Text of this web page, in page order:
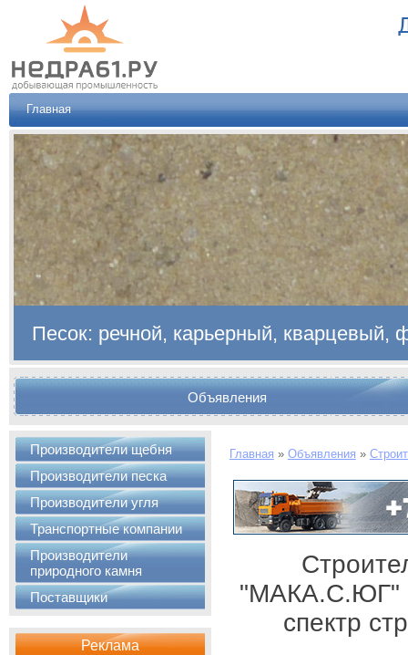
Главная
Песок: речной, карьерный, кварцевый,
Объявления
Главная » Объявления »
"МАКА.С.ЮГ"
спектр
Производители щебня
Производители песка
Производители угля
Транспортные компании
Производители
природного камня
Поставщики
Реклама